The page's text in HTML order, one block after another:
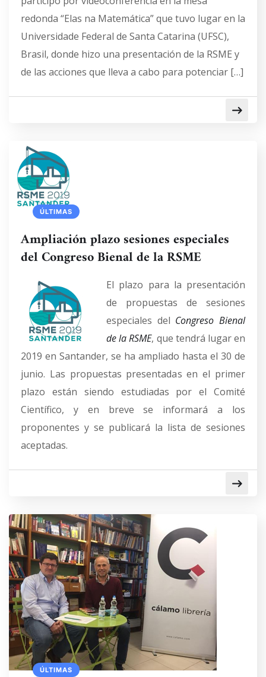
redonda “Elas na Matemática” que tuvo lugar en la
Universidade Federal de Santa Catarina (UFSC),
Brasil, donde hizo una presentación de la RSME y
de las acciones que lleva a cabo para potenciar […]
ÚLTIMAS
Ampliación plazo sesiones especiales
del Congreso Bienal de la RSME
El plazo para la presentación
de propuestas de sesiones
especiales del Congreso Bienal
de la RSME, que tendrá lugar en
2019 en Santander, se ha ampliado hasta el 30 de
junio. Las propuestas presentadas en el primer
plazo están siendo estudiadas por el Comité
Científico, y en breve se informará a los
proponentes y se publicará la lista de sesiones
aceptadas.
ÚLTIMAS